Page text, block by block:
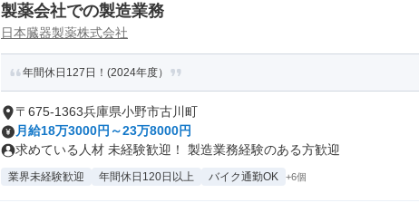
製薬会社での製造業務
日本臓器製薬株式会社
年間休日127日！(2024年度）
〒675-1363兵庫県小野市古川町
月給18万3000円～23万8000円
求めている人材 未経験歓迎！ 製造業務経験のある方歓迎
業界未経験歓迎 年間休日120日以上 バイク通勤OK +6個